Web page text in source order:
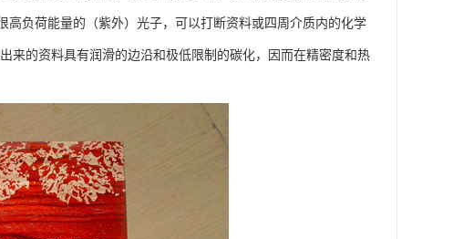
高负荷能量的（紫外）光子，可以打断资料或四周介质内的化学
来的资料具有润滑的边沿和极低限制的碳化，因而在精密度和热